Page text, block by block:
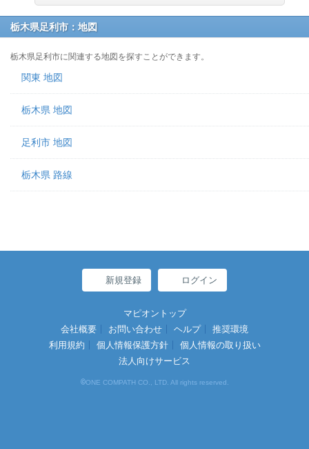
栃木県足利市：地図
栃木県足利市に関連する地図を探すことができます。
関東 地図
栃木県 地図
足利市 地図
栃木県 路線
新規登録 ログイン
マピオントップ
会社概要
お問い合わせ ヘルプ
推奨環境
利用規約
個人情報保護方針
個人情報の取り扱い
法人向けサービス
©ONE COMPATH CO., LTD. All rights reserved.